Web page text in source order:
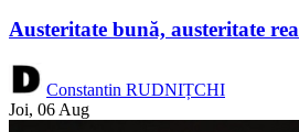
Austeritate bună, austeritate rea
Constantin RUDNIȚCHI
Joi, 06 Aug